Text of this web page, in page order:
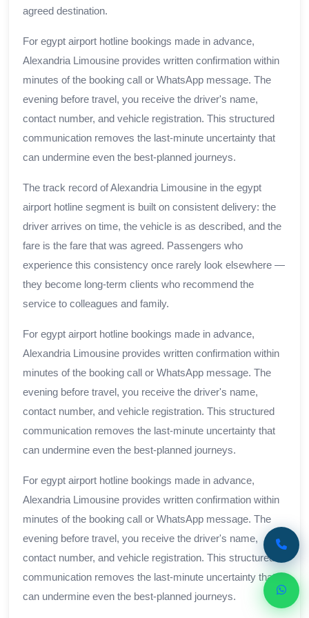
agreed destination.
For egypt airport hotline bookings made in advance,
Alexandria Limousine provides written confirmation within
minutes of the booking call or WhatsApp message. The
evening before travel, you receive the driver's name,
contact number, and vehicle registration. This structured
communication removes the last-minute uncertainty that
can undermine even the best-planned journeys.
The track record of Alexandria Limousine in the egypt
airport hotline segment is built on consistent delivery: the
driver arrives on time, the vehicle is as described, and the
fare is the fare that was agreed. Passengers who
experience this consistency once rarely look elsewhere —
they become long-term clients who recommend the
service to colleagues and family.
For egypt airport hotline bookings made in advance,
Alexandria Limousine provides written confirmation within
minutes of the booking call or WhatsApp message. The
evening before travel, you receive the driver's name,
contact number, and vehicle registration. This structured
communication removes the last-minute uncertainty that
can undermine even the best-planned journeys.
For egypt airport hotline bookings made in advance,
Alexandria Limousine provides written confirmation within
minutes of the booking call or WhatsApp message. The
evening before travel, you receive the driver's name,
contact number, and vehicle registration. This structured
communication removes the last-minute uncertainty that
can undermine even the best-planned journeys.